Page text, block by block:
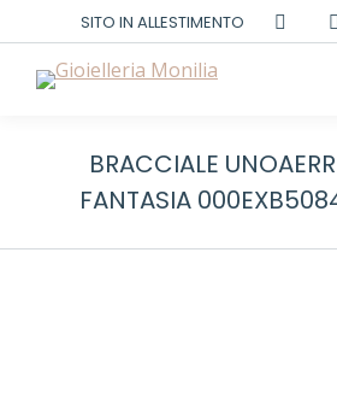
SITO IN ALLESTIMENTO
BRACCIALE
FANTASIA